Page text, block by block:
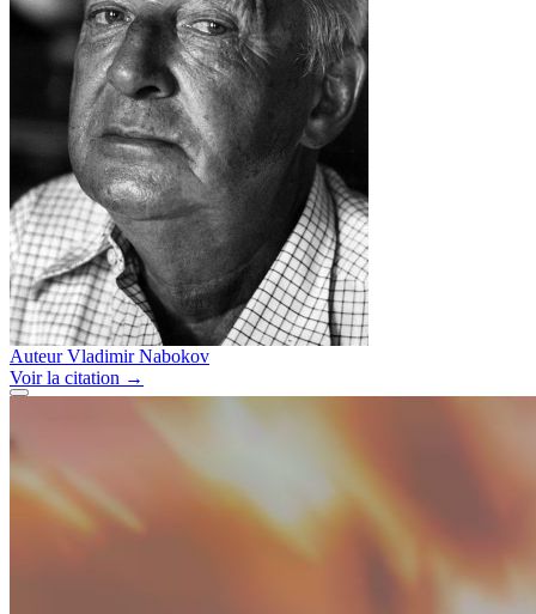
Auteur Vladimir Nabokov
Voirla citation →